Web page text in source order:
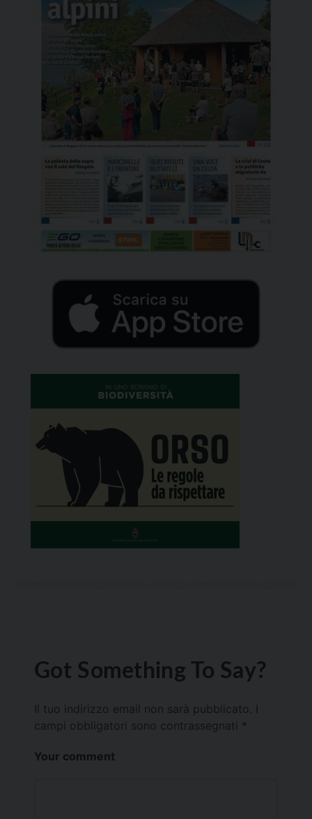
Got Something To Say?
Il tuo indirizzo email non sarà pubblicato.
campi obbligatori sono contrassegnati *
Your comment